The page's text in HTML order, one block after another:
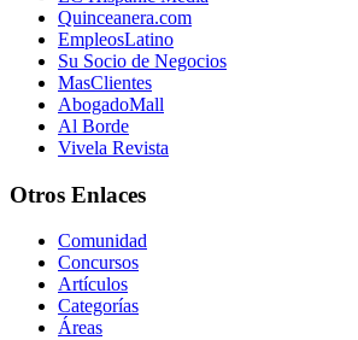
Quinceanera.com
EmpleosLatino
Su Socio de Negocios
MasClientes
AbogadoMall
Al Borde
Vivela Revista
Otros Enlaces
Comunidad
Concursos
Artículos
Categorías
Áreas